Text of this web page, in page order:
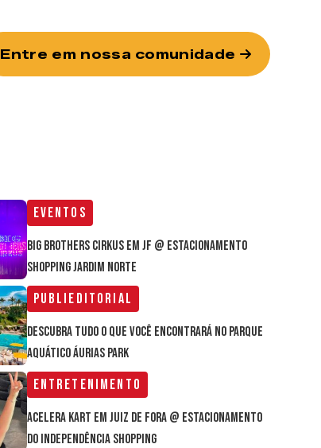
Entre em nossa comunidade
Eventos
Big Brothers Cirkus em JF @ estacionamento
Shopping Jardim Norte
Publieditorial
Descubra tudo o que você encontrará no parque
aquático Áurias Park
Entretenimento
Acelera Kart em Juiz de Fora @ estacionamento
do Independência Shopping